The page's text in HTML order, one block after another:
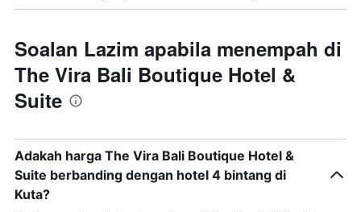
Soalan Lazim apabila menempah di
The Vira Bali Boutique Hotel &
Suite
Adakah harga The Vira Bali Boutique Hotel &
Suite berbanding dengan hotel 4 bintang di
Kuta?